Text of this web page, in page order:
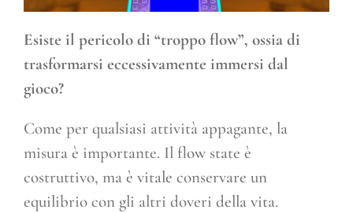
Esiste il pericolo di “troppo flow”, ossia di
trasformarsi eccessivamente immersi dal
gioco?
Come per qualsiasi attività appagante, la
misura è importante. Il flow state è
costruttivo, ma è vitale conservare un
equilibrio con gli altri doveri della vita.